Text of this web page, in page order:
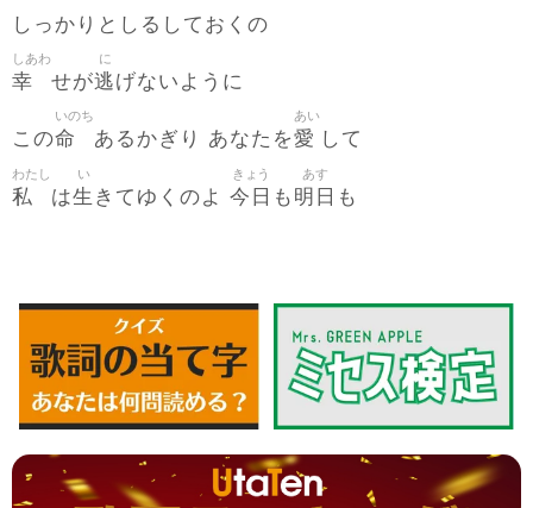
しっかりとしるしておくの
幸
しあわ
せが逃
に
げないように
この命
いのち
あるかぎり あなたを愛
あい
して
私
わたし
は生
い
きてゆくのよ 今日
きょう
も 明日
あす
も